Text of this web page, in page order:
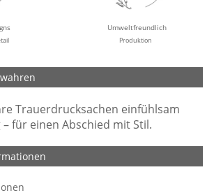
Umweltfreundlich
Produktion
Trauerdrucksachen einfühlsam
für einen Abschied mit Stil.